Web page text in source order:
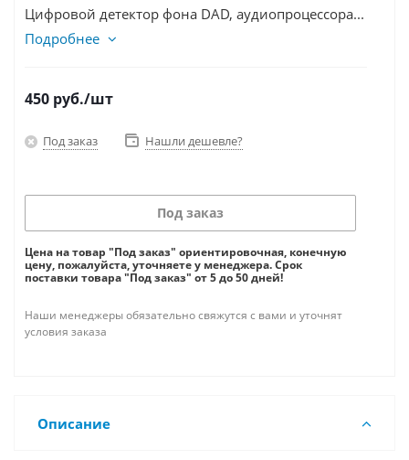
Цифровой детектор фона DAD, аудиопроцессора...
Подробнее
450 руб./шт
Под заказ Нашли дешевле?
Под заказ
Цена на товар "Под заказ" ориентировочная, конечную
цену, пожалуйста, уточняете у менеджера. Срок
поставки товара "Под заказ" от 5 до 50 дней!
Наши менеджеры обязательно свяжутся с вами и уточнят
условия заказа
Описание